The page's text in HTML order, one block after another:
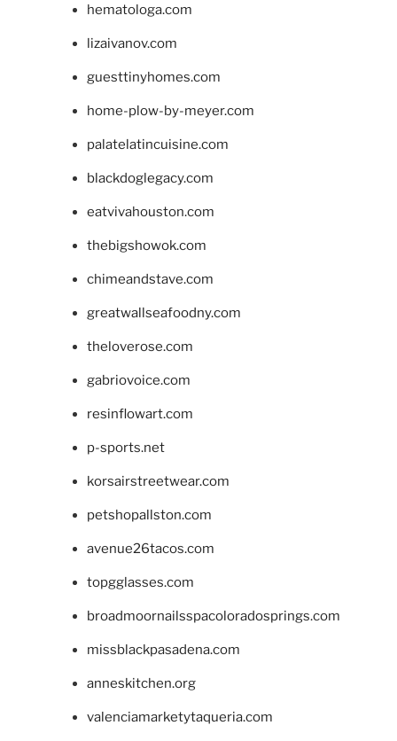
hematologa.com
lizaivanov.com
guesttinyhomes.com
home-plow-by-meyer.com
palatelatincuisine.com
blackdoglegacy.com
eatvivahouston.com
thebigshowok.com
chimeandstave.com
greatwallseafoodny.com
theloverose.com
gabriovoice.com
resinflowart.com
p-sports.net
korsairstreetwear.com
petshopallston.com
avenue26tacos.com
topgglasses.com
broadmoornailsspacoloradosprings.com
missblackpasadena.com
anneskitchen.org
valenciamarketytaqueria.com